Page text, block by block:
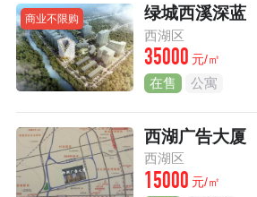
商业不限购 绿城西溪深蓝
西湖区
35000 元/㎡
在售 公寓
西湖广告大厦
西湖区
15000 元/㎡